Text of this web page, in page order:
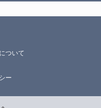
ついて
ー